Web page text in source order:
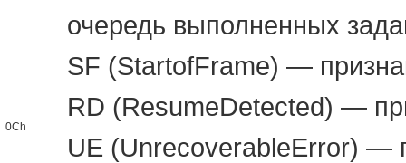
0Ch
очередь выполненных
SF (StartofFrame) —
RD (ResumeDetected) —
UE (UnrecoverableError) —